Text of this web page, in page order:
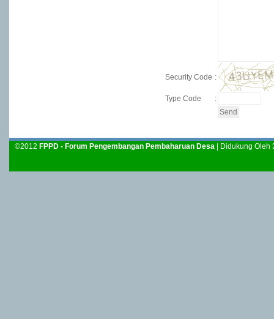
Security Code :
Type Code :
©2012 FPPD - Forum Pengembangan Pembaharuan Desa | Didukung Oleh